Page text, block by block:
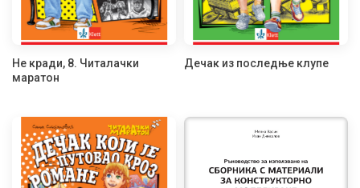
Не кради, 8. Читалачки
маратон
Дечак из последње клупе